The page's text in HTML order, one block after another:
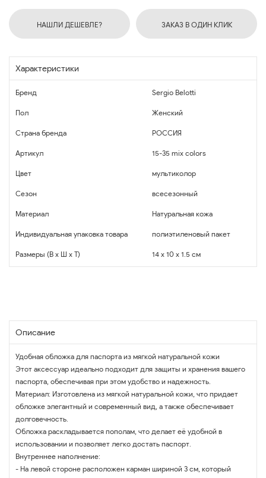
НАШЛИ ДЕШЕВЛЕ? ЗАКАЗ В ОДИН КЛИК
Характеристики
Бренд Sergio Belotti
Пол Женский
Страна бренда РОССИЯ
Артикул 15-35 mix colors
Цвет мультиколор
Сезон всесезонный
Материал Натуральная кожа
Индивидуальная упаковка товара полиэтиленовый пакет
Размеры (В x Ш x Т) 14 x 10 x 1.5 см
Описание
Удобная обложка для паспорта из мягкой натуральной кожи
Этот аксессуар идеально подходит для защиты и хранения вашего
паспорта, обеспечивая при этом удобство и надежность.
Материал: Изготовлена из мягкой натуральной кожи, что придает
обложке элегантный и современный вид, а также обеспечивает
долговечность.
Обложка раскладывается пополам, что делает её удобной в
использовании и позволяет легко достать паспорт.
Внутреннее наполнение:
- На левой стороне расположен карман шириной 3 см, который